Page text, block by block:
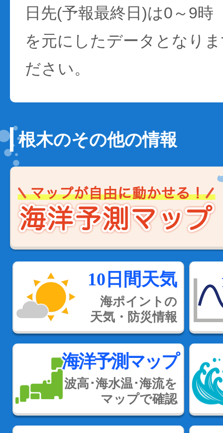
日先(予報最終日)は0～9時
を元にしたデータとなり
ださい。
根木のその他の情報
10日間天気
海ポイントの
天気・防災情報
海洋予測マップ
波高･海水温･海流を
マップで確認